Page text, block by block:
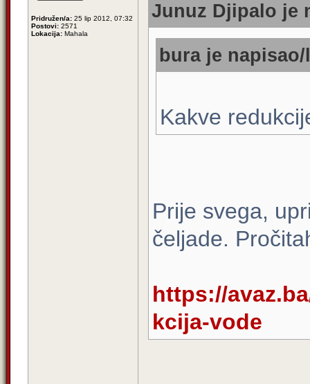
Pridružen/a: 25 lip 2012, 07:32
Postovi: 2571
Lokacija: Mahala
Junuz Djipalo je
bura je
Kakve
Prije svega,
čeljade.
https://
kcija-vode